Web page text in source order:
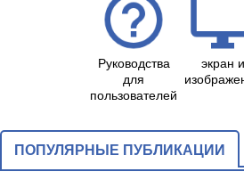
Руководства
для
пользователей
экран и
ПОПУЛЯРНЫЕ ПУБЛИКАЦИИ